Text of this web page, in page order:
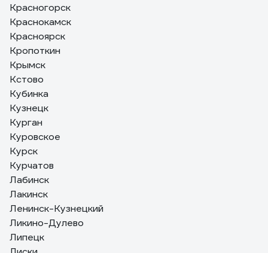
Красногорск
Краснокамск
Красноярск
Кропоткин
Крымск
Кстово
Кубинка
Кузнецк
Курган
Куровское
Курск
Курчатов
Лабинск
Лакинск
Ленинск-Кузнецкий
Ликино-Дулево
Липецк